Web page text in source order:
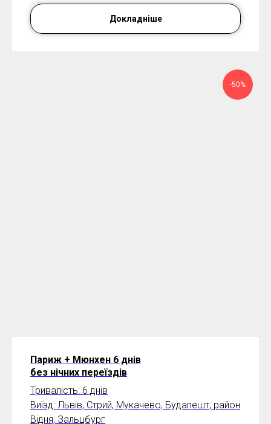
Докладніше
-50%
Париж + Мюнхен 6 днів
без нічних переїздів
Тривалість: 6 днів
Виїзд: Львів, Стрий, Мукачево, Будапешт, район
Відня, Зальцбург